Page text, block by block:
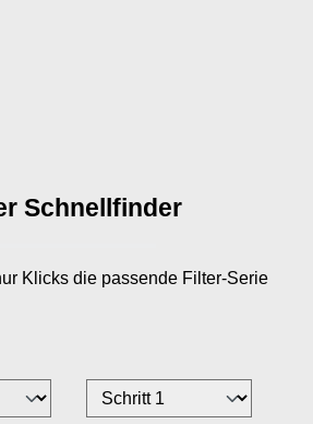
Schnellfinder
Klicks die passende Filter-Serie